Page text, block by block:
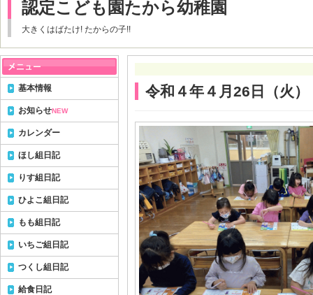
認定こども園たから幼稚園
大きくはばたけ! たからの子!!
令和４年４月26日（火）
基本情報
お知らせNEW
カレンダー
ほし組日記
りす組日記
ひよこ組日記
もも組日記
いちご組日記
つくし組日記
給食日記